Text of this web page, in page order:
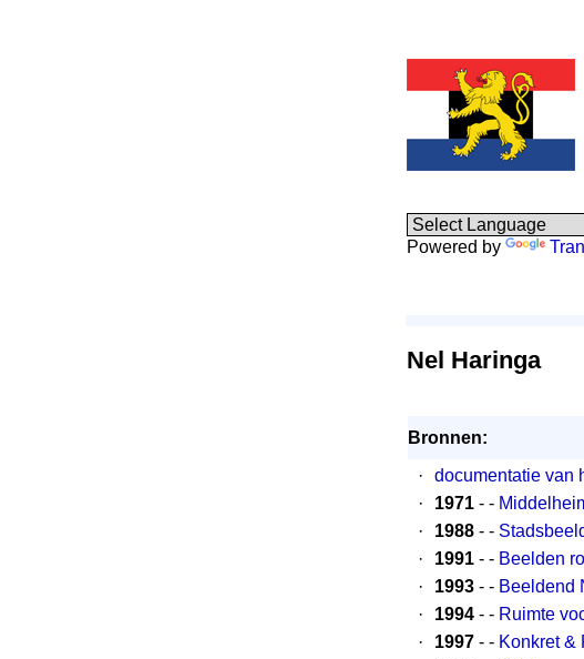
Powered by
Nel Haringa
Bronnen:
·
documentatie van
·
1971 - -
·
1988 - -
·
1991 - - Beelden
·
1993 - - Beeldend
·
1994 - - Ruimte
·
1997 - - Konkret &